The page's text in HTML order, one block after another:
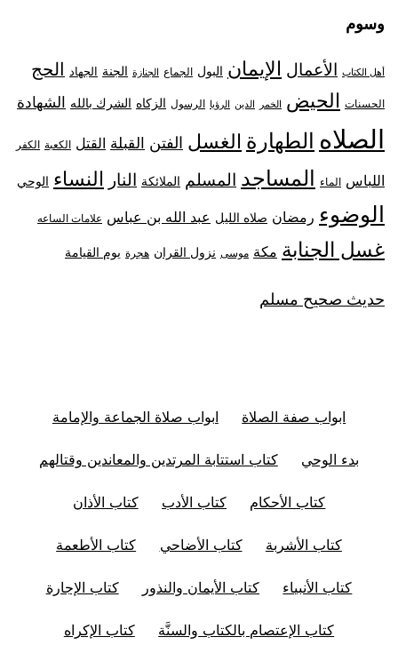
وسوم
أهل الكتاب الأعمال الإيمان البول الجماع الجنازة الجنة الجهاد الحج
الحسنات الحيض الخمر الدين الرؤيا الرسول الزكاه الشرك بالله الشهادة
الصلاه الطهارة الغسل الفتن القبلة القتل الكعبة الكفر
اللباس الماء المساجد المسلم الملائكة النار النساء الوحي
الوضوء رمضان صلاه الليل عبد الله بن عباس علامات الساعه
غسل الجنابة مكة موسى نزول القران هجرة يوم القيامة
حديث صحيح مسلم
ابواب صفة الصلاة ابواب صلاة الجماعة والإمامة
بدء الوحي كتاب استتابة المرتدين والمعاندين وقتالهم
كتاب الأحكام كتاب الأدب كتاب الأذان
كتاب الأشربة كتاب الأضاحي كتاب الأطعمة
كتاب الأنبياء كتاب الأيمان والنذور كتاب الإجارة
كتاب الإعتصام بالكتاب والسنَّة كتاب الإكراه